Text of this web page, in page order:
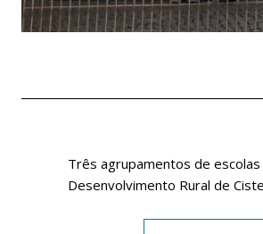
Três agrupamentos de
Desenvolvimento Rural de